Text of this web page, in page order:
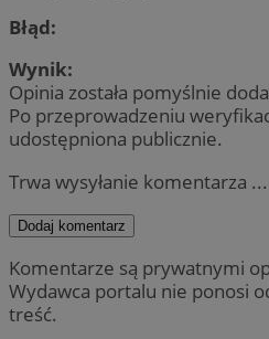
Błąd:
Wynik:
Opinia została pomyślnie
Po przeprowadzeniu
udostępniona publicznie.
Trwa wysyłanie komentarza ...
Dodaj komentarz
Komentarze są prywatnymi
Wydawca portalu nie ponosi
treść.